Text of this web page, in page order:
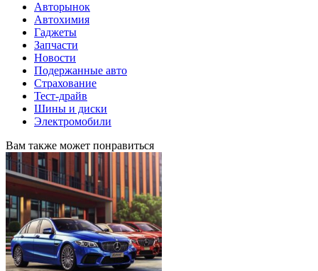
Авторынок
Автохимия
Гаджеты
Запчасти
Новости
Подержанные авто
Страхование
Тест-драйв
Шины и диски
Электромобили
Вам также может понравиться